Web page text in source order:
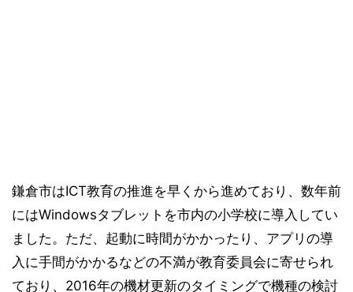
鎌倉市はICT教育の推進を早くから進めており、数年前
にはWindowsタブレットを市内の小学校に導入してい
ました。ただ、起動に時間がかかったり、アプリの導
入に手間がかかるなどの不満が教育委員会に寄せられ
ており、2016年の機材更新のタイミングで機種の検討